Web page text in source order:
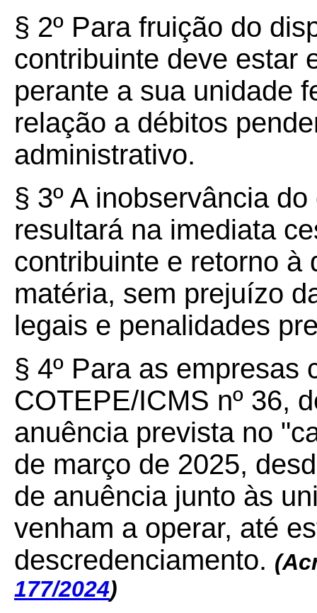
§ 2º Para fruição do
contribuinte deve estar
perante a sua unidade
relação a débitos
administrativo.
§ 3º A inobservância
resultará na imediata
contribuinte e retorno à
matéria, sem prejuízo
legais e penalidades
§ 4º Para as empresas
COTEPE/ICMS nº 36,
anuência prevista no
de março de 2025,
de anuência junto às
venham a operar, até
descredenciamento.
177/2024)